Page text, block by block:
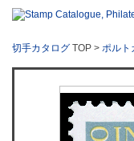
切手カタログ TOP > ポルト